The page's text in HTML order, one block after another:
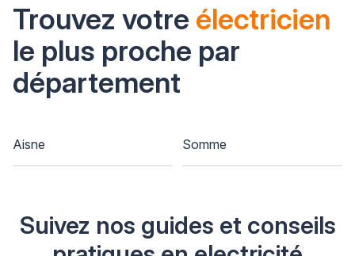
Trouvez votre électricien
le plus proche par
département
Aisne Somme
Suivez nos guides et conseils